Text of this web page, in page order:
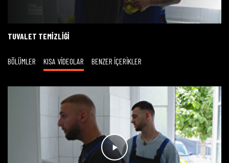
Oynat
TUVALET TEMIZLIĞI
BÖLÜMLER KISA VİDEOLAR BENZER İÇERİKLER